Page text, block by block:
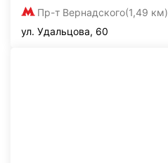
Пр-т Вернадского(1,49 км)
ул. Удальцова, 60